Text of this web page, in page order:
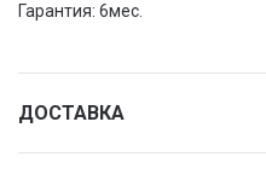
Гарантия: 6мес.
ДОСТАВКА